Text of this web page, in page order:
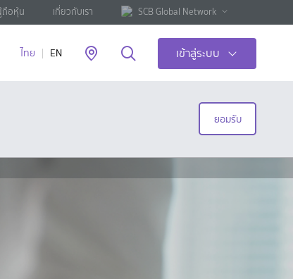
ถือหุ้น เกี่ยวกับเรา SCB Global Network
ไทย EN เข้าสู่ระบบ
ยอมรับ